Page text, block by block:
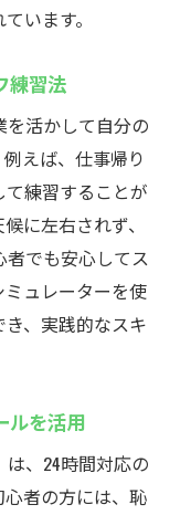
います。
練習法
を活かして自分の
えば、仕事帰り
練習することが
に左右されず、
でも安心してス
ュレーターを使
、実践的なスキ
ルを活用
、24時間対応の
者の方には、恥